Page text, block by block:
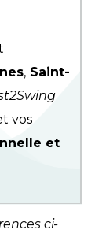
, Saint-
vos
et
ci-